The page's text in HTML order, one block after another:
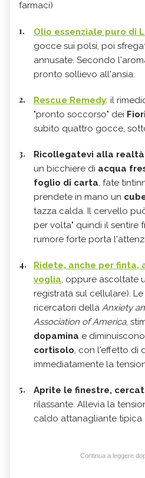
farmaci)
Olio essenziale puro di
gocce sui polsi, poi
annusate. Secondo
pronto sollievo all'ansia.
Rescue Remedy: il
"pronto soccorso" dei
subito quattro gocce,
Ricollegatevi alla realtà
un bicchiere di acqua
foglio di carta, fate
prendete in mano un
tazza calda. Il cervello
per volta" quindi il sentire
rumore forte porta
Ridete, anche per finta,
voglia, oppure ascoltate
registrata sul cellulare).
ricercatori della Anxiety
Association of America,
dopamina e
cortisolo, con l'effetto di
immediatamente la
Aprite le finestre,
rilassante. Allevia la
caldo attanagliante tipica
Continua a leggere